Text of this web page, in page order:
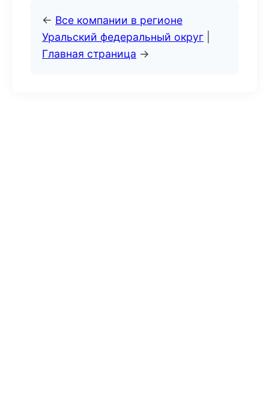
← Все компании в регионе
Уральский федеральный округ
Главная страница →